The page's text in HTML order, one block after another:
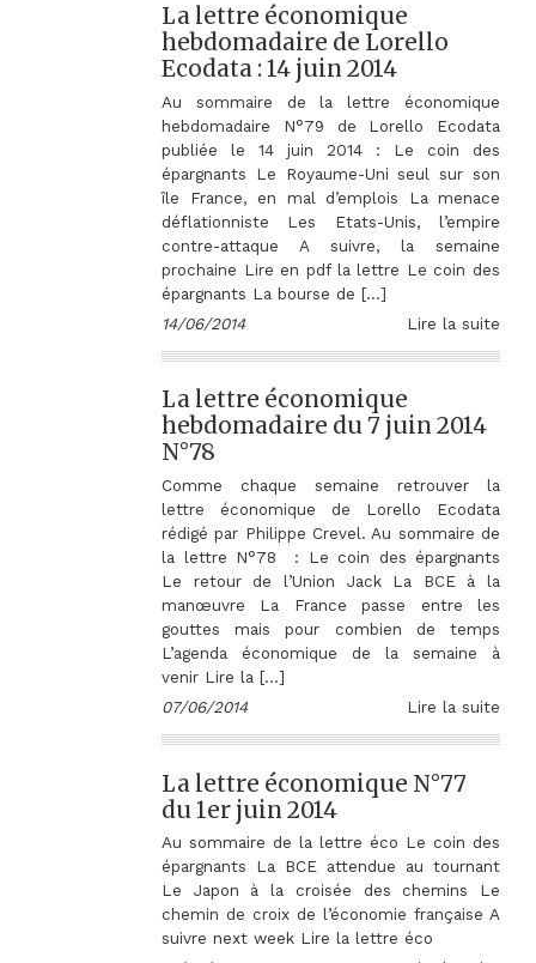
La lettre économique
hebdomadaire de Lorello
Ecodata : 14 juin 2014
Au sommaire de la lettre économique
hebdomadaire N°79 de Lorello Ecodata
publiée le 14 juin 2014 : Le coin des
épargnants Le Royaume-Uni seul sur son
île France, en mal d’emplois La menace
déflationniste Les Etats-Unis, l’empire
contre-attaque A suivre, la semaine
prochaine Lire en pdf la lettre Le coin des
épargnants La bourse de […]
14/06/2014
Lire la suite
La lettre économique
hebdomadaire du 7 juin 2014
N°78
Comme chaque semaine retrouver la
lettre économique de Lorello Ecodata
rédigé par Philippe Crevel. Au sommaire de
la lettre N°78 : Le coin des épargnants
Le retour de l’Union Jack La BCE à la
manœuvre La France passe entre les
gouttes mais pour combien de temps
L’agenda économique de la semaine à
venir Lire la […]
07/06/2014
Lire la suite
La lettre économique N°77
du 1er juin 2014
Au sommaire de la lettre éco Le coin des
épargnants La BCE attendue au tournant
Le Japon à la croisée des chemins Le
chemin de croix de l’économie française A
suivre next week Lire la lettre éco